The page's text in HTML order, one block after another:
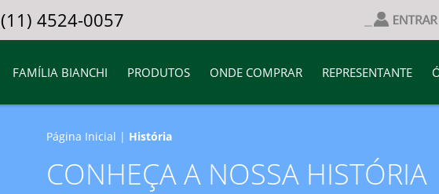
(11) 4524-0057
FAMÍLIA BIANCHI PRODUTOS ONDE COMPRAR REPRESENTANTE
Página Inicial | História
CONHEÇA A NOSSA HISTÓRIA